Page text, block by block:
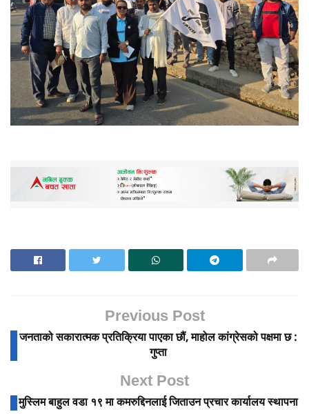
Previous Post
जनताको सकारात्मक प्रतिक्रिया पाएका छौं, माहोल कांग्रेसको पक्षमा छ :
गुप्ता
Next Post
मुस्लिम बाहुल वडा १९ मा कमरुद्दिनलाई जिताउन प्रचार कार्यालय स्थापना